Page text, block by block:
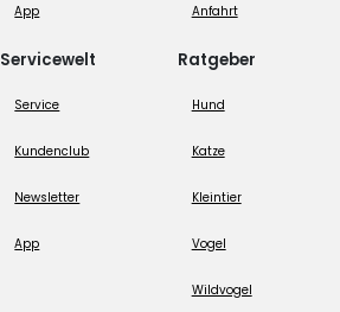
App
Servicewelt
Service
Kundenclub
Newsletter
App
Anfahrt
Ratgeber
Hund
Katze
Kleintier
Vogel
Wildvogel